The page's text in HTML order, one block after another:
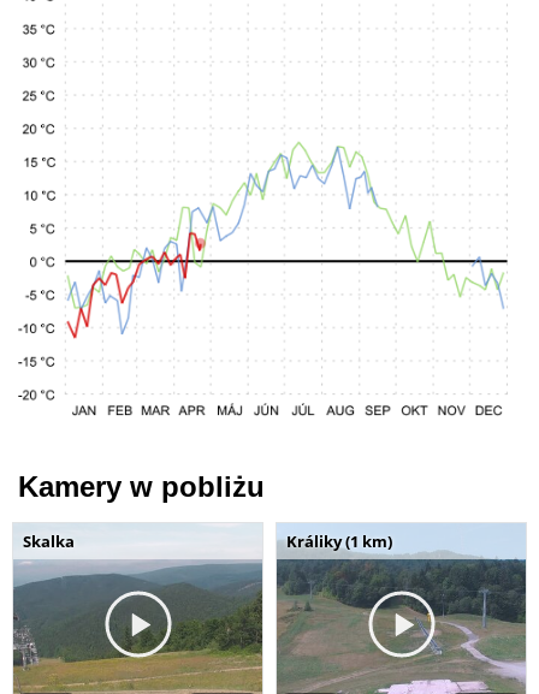
Kamery w pobliżu
Skalka Králiky (1 km)